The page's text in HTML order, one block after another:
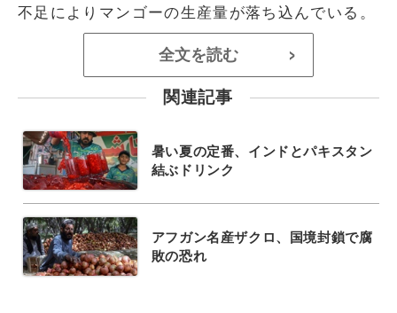
不足によりマンゴーの生産量が落ち込んでいる。
全文を読む >
関連記事
暑い夏の定番、インドとパキスタン
結ぶドリンク
アフガン名産ザクロ、国境封鎖で腐
敗の恐れ